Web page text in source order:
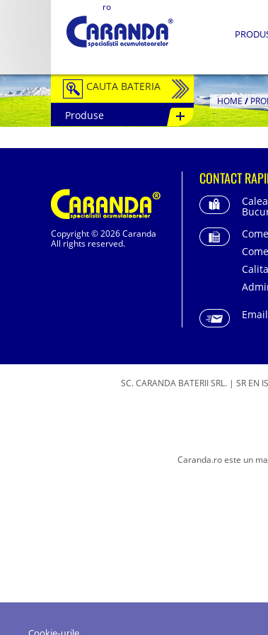
ro
CAUTA BATERIA
Auto / Moto
Tractiune
Stationare
Redresoare
Produse
HOME/
Copyright © 2026 Caranda
All rights reserved.
CONTACT
SC. CARANDA BATERII SRL. | SR
Caranda.ro este un